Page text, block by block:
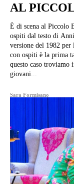
AL
È di scena al Piccolo
ospiti dal testo di
versione del 1982 per la regia
con ospiti è la prima
questo caso troviamo
giovani...
Sara Formisano